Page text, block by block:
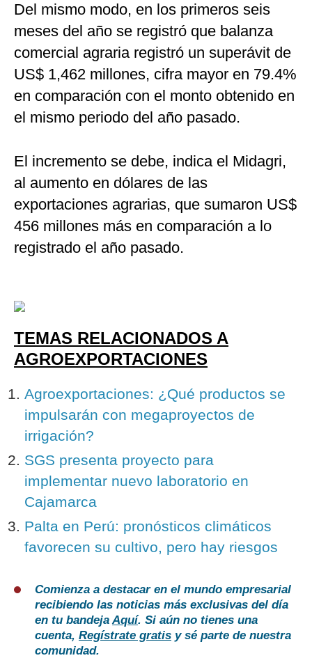
Del mismo modo, en los primeros seis
meses del año se registró que balanza
comercial agraria registró un superávit de
US$ 1,462 millones, cifra mayor en 79.4%
en comparación con el monto obtenido en
el mismo periodo del año pasado.
El incremento se debe, indica el Midagri,
al aumento en dólares de las
exportaciones agrarias, que sumaron US$
456 millones más en comparación a lo
registrado el año pasado.
TEMAS RELACIONADOS A
AGROEXPORTACIONES
Agroexportaciones: ¿Qué productos se
impulsarán con megaproyectos de
irrigación?
SGS presenta proyecto para
implementar nuevo laboratorio en
Cajamarca
Palta en Perú: pronósticos climáticos
favorecen su cultivo, pero hay riesgos
Comienza a destacar en el mundo empresarial
recibiendo las noticias más exclusivas del día
en tu bandejaAquí. Si aún no tienes una
cuenta, Regístrate gratis y sé parte de nuestra
comunidad.